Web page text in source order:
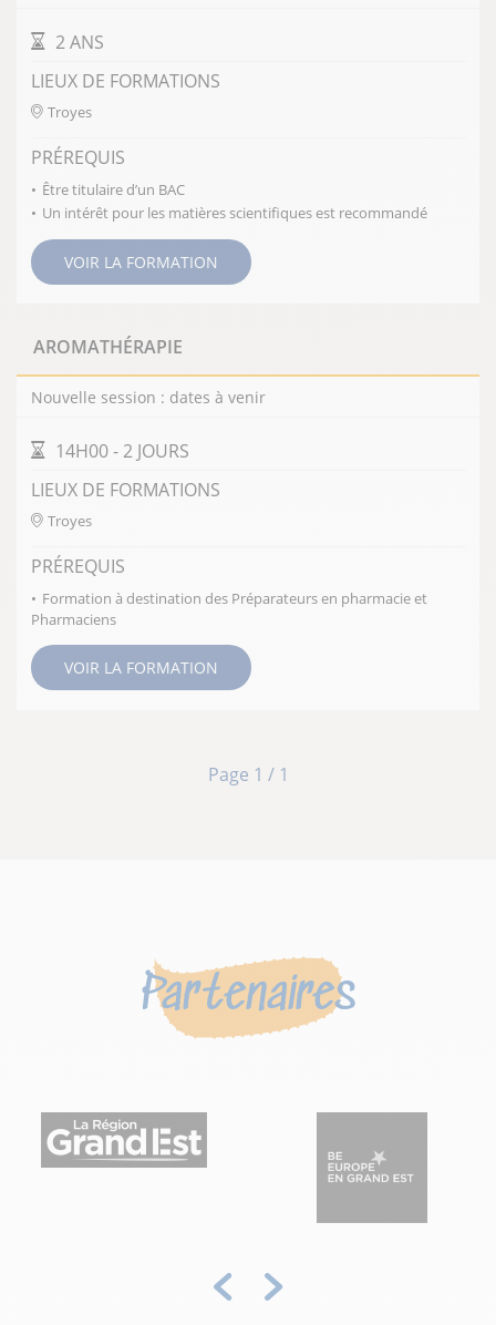
DURÉE DE LA FORMATION
2 ANS
LIEUX DE FORMATIONS
Troyes
PRÉREQUIS
Être titulaire d’un BAC
Un intérêt pour les matières scientifiques est recommandé
VOIR LA FORMATION
AROMATHÉRAPIE
Nouvelle session : dates à venir
DURÉE DE LA FORMATION
14H00 - 2 JOURS
LIEUX DE FORMATIONS
Troyes
PRÉREQUIS
Formation à destination des Préparateurs en pharmacie et
Pharmaciens
VOIR LA FORMATION
Page 1 / 1
Partenaires
Précédent